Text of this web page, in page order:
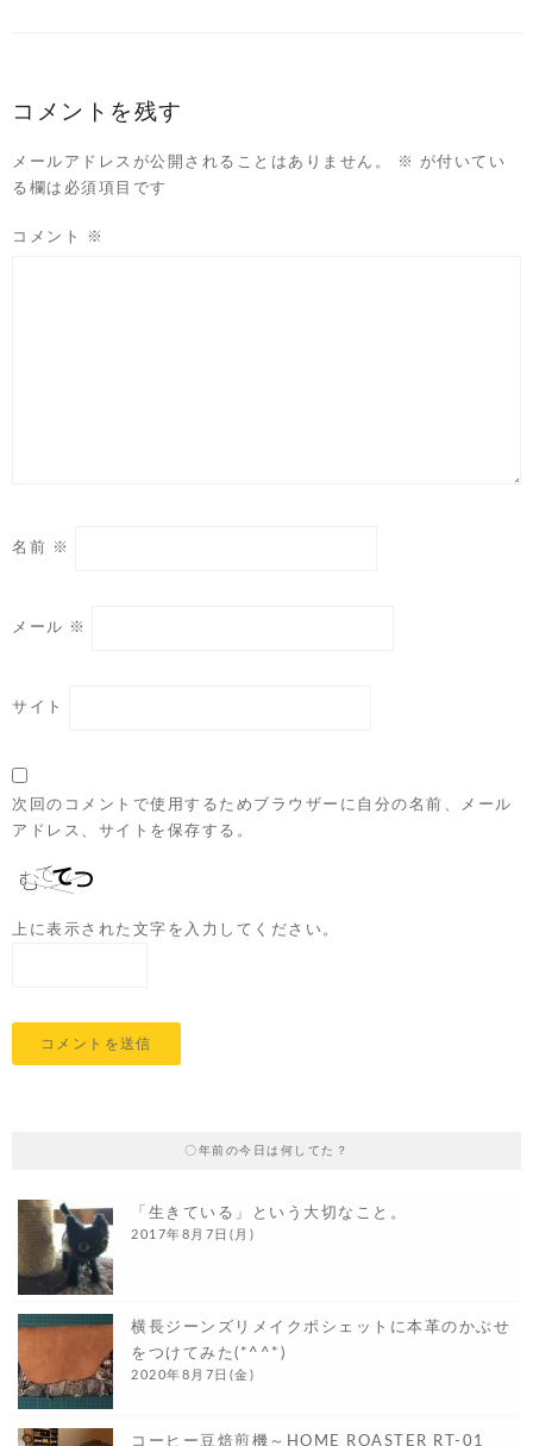
コメントを残す
メールアドレスが公開されることはありません。 ※
が付いてい
る欄は必須項目です
コメント ※
名前 ※
メール ※
サイト
次回のコメントで使用するためブラウザーに自分の名前、メール
アドレス、サイトを保存する。
上に表示された文字を入力してください。
〇年前の今日は何してた？
「生きている」という大切なこと。
2017年8月7日(月)
横長ジーンズリメイクポシェットに本革のかぶせ
をつけてみた(*^^*)
2020年8月7日(金)
コーヒー豆焙煎機～HOME ROASTER RT-01